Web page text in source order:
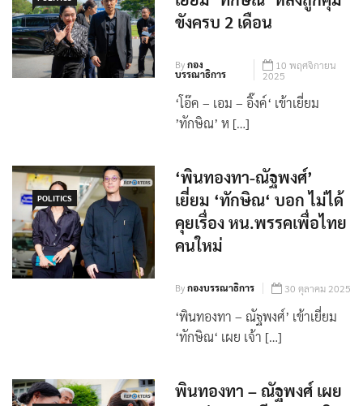
POLITICS
‘โอ๊ค – เอม – อิ๊งค์‘ เข้า
เยี่ยม ’ทักษิณ’ หลังถูกคุม
ขังครบ 2 เดือน
Byกอง
บรรณาธิการ
10 พฤศจิกายน
2025
POLITICS
‘พินทองทา-ณัฐพงศ์’
เยี่ยม ‘ทักษิณ‘ บอก ไม่ได้
คุยเรื่อง หน.พรรคเพื่อไทย
คนใหม่
Byกองบรรณาธิการ 30 ตุลาคม 2025